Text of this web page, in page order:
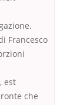
Francesco
est
che